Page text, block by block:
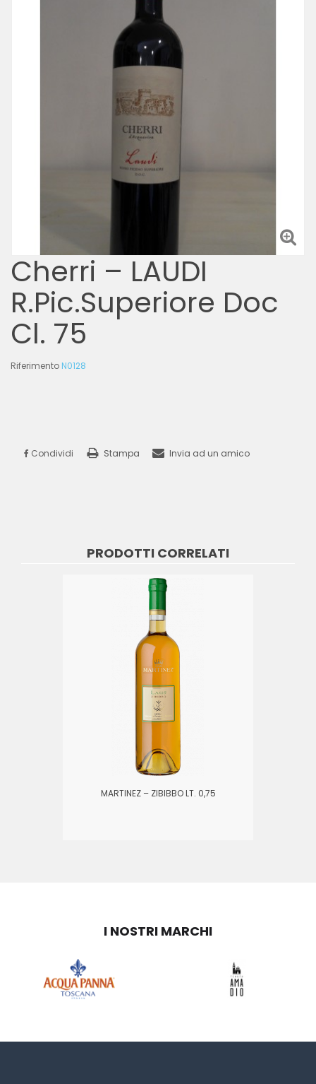
Cherri – LAUDI
R.Pic.Superiore Doc
Cl. 75
Riferimento N0128
Stampa Invia ad un amico
Condividi
PRODOTTI CORRELATI
MARTINEZ – ZIBIBBO LT. 0,75
I NOSTRI MARCHI